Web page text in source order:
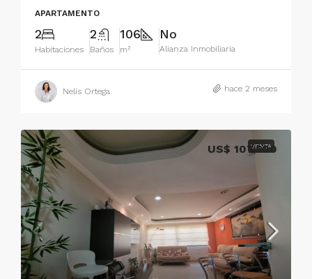
APARTAMENTO
2
Habitaciones
2
Baños
106
m²
No
Alianza Inmobiliaria
Nelis Ortega hace 2 meses
VENTA
US$ 107,500